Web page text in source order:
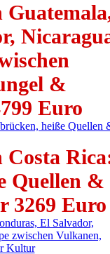
&
Euro
Costa
Quellen &
3269 Euro